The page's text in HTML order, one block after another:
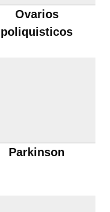
Ovarios
poliquisticos
Parkinson